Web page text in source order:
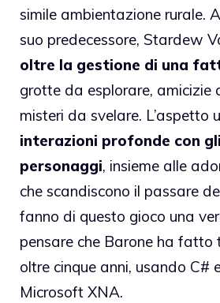
simile ambientazione rurale.
suo predecessore, Stardew
oltre la gestione di una
grotte da esplorare, amicizie
misteri da svelare. L’aspetto
interazioni profonde con
personaggi, insieme alle
che scandiscono il passare
fanno di questo gioco una
pensare che Barone ha fatto
oltre cinque anni, usando C#
Microsoft XNA.